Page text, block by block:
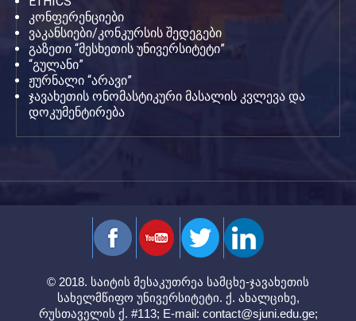
კონფერენციები
ვაკანსიები/კონკურსის შედეგები
გაზეთი “მესხეთის უნივერსიტეტი”
“გულანი”
ჟურნალი “არავი”
ჯავახეთის ონომასტიკური მასალის კვლევა და
დოკუმენტირება
© 2018. საიტის მესაკუთრეა სამცხე-ჯავახეთის
სახელმწიფო უნივერსიტეტი. ქ. ახალციხე,
რუსთაველის ქ. #113; E-mail: contact@sjuni.edu.ge;